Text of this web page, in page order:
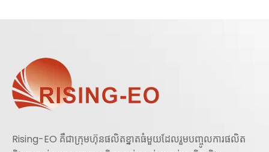
Rising-EO គឺជាក្រុមហ៊ុនផលិតខ្នាតធំមួយដែលរួមបញ្ចូលការផលិត